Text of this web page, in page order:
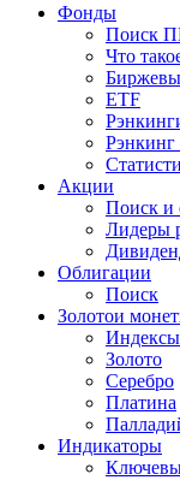
Фонды
Поиск
Что
ETF
Акции
Поиск и
Лидеры
Облигации
Поиск
Золотои
Индексы
Золото
Серебро
Платина
Индикаторы